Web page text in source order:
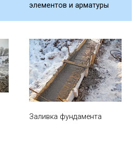
элементов и арматуры
Заливка фундамента